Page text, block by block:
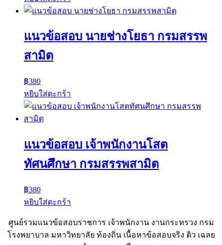
แนวข้อสอบ นายช่างโยธา กรมสรรพ
สามิต
฿380
หยิบใส่ตะกร้า
แนวข้อสอบ เจ้าพนักงานโสต
ทัศนศึกษา กรมสรรพสามิต
฿380
หยิบใส่ตะกร้า
ศูนย์รวมแนวข้อสอบราชการ เจ้าพนักงาน งานกระทรวง กรม
โรงพยาบาล มหาวิทยาลัย ท้องถิ่น เนื้อหาข้อสอบจริง ติว เฉลย